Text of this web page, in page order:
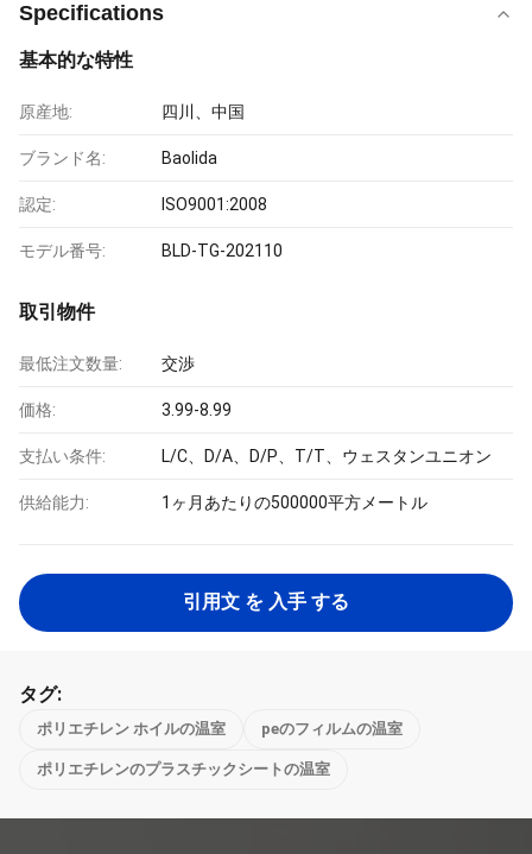
Specifications
基本的な特性
原産地: 四川、中国
ブランド名: Baolida
認定: ISO9001:2008
モデル番号: BLD-TG-202110
取引物件
最低注文数量: 交渉
価格: 3.99-8.99
支払い条件: L/C、D/A、D/P、T/T、ウェスタンユニオン
供給能力: 1ヶ月あたりの500000平方メートル
引用文 を 入手 する
タグ:
ポリエチレン ホイルの温室 peのフィルムの温室
ポリエチレンのプラスチックシートの温室